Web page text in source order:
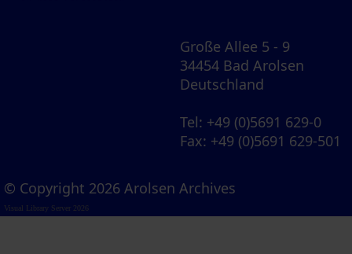
Große Allee 5 - 9
34454 Bad Arolsen
Deutschland
Tel: +49 (0)5691 629-0
Fax: +49 (0)5691 629-501
© Copyright 2026 Arolsen Archives
Visual Library Server 2026